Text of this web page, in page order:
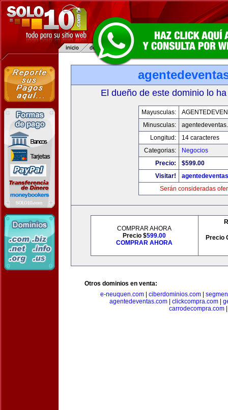
El dueño de este dominio lo
Mayusculas:
Minusculas:
Longitud:
14 caracteres
Categorias:
Negocios
Precio:
$599.00
Visitar!
Serán consideradas
COMPRAR AHORA
Precio $599.00
COMPRAR AHORA
Precio
Otros dominios en venta:
e-neuquen.com
ciberdominios.com
agentedeventas.com| clickcompra.com|
carrodecompra.com|